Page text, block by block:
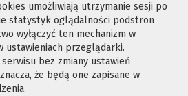
umożliwiają utrzymanie sesji po
statystyk oglądalności podstron
wyłączyć ten mechanizm w
ustawieniach przeglądarki.
bez zmiany ustawień
że będą one zapisane w